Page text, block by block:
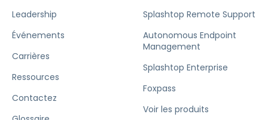
Leadership
Événements
Carrières
Ressources
Contactez
Splashtop Remote Support
Autonomous Endpoint
Management
Splashtop Enterprise
Foxpass
Voir les produits